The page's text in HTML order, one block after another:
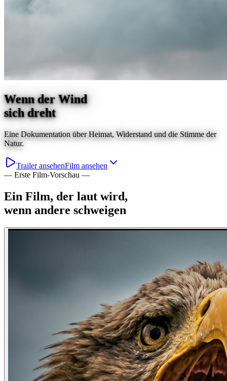
Wenn der Wind
sich dreht
Eine Dokumentation über Heimat, Widerstand und die Stimme der
Natur.
Trailer ansehenFilm ansehen
— Erste Film-Vorschau —
Ein Film, der laut wird,
wenn andere schweigen